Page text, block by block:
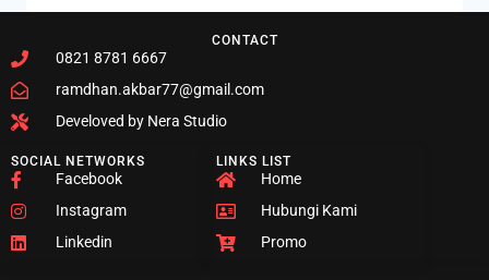
CONTACT
0821 8781 6667
ramdhan.akbar77@gmail.com
Develoved by Nera Studio
SOCIAL NETWORKS
Facebook
Instagram
Linkedin
LINKS LIST
Home
Hubungi Kami
Promo